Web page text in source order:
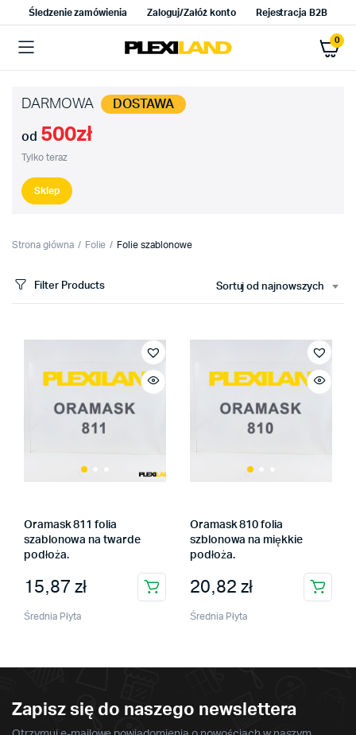
Śledzenie zamówienia Zaloguj/Załóż konto Rejestracja B2B
0
DARMOWA DOSTAWA
od 500zł
Tylko teraz
Sklep
Strona główna Folie Folie szablonowe
Filter Products Sortuj od najnowszych
Oramask 811 folia
szablonowa na twarde
podłoża.
15,87 zł
Średnia Płyta
Oramask 810 folia
szblonowa na miękkie
podłoża.
20,82 zł
Średnia Płyta
Zapisz się do naszego newslettera